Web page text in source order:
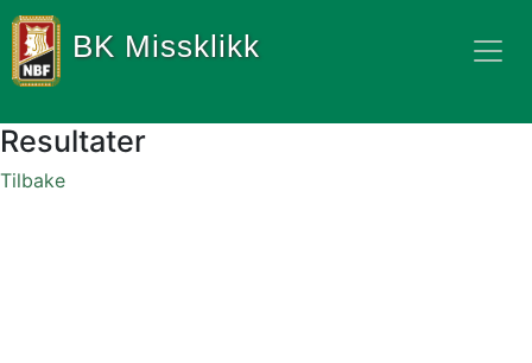
BK Missklikk
Resultater
Tilbake